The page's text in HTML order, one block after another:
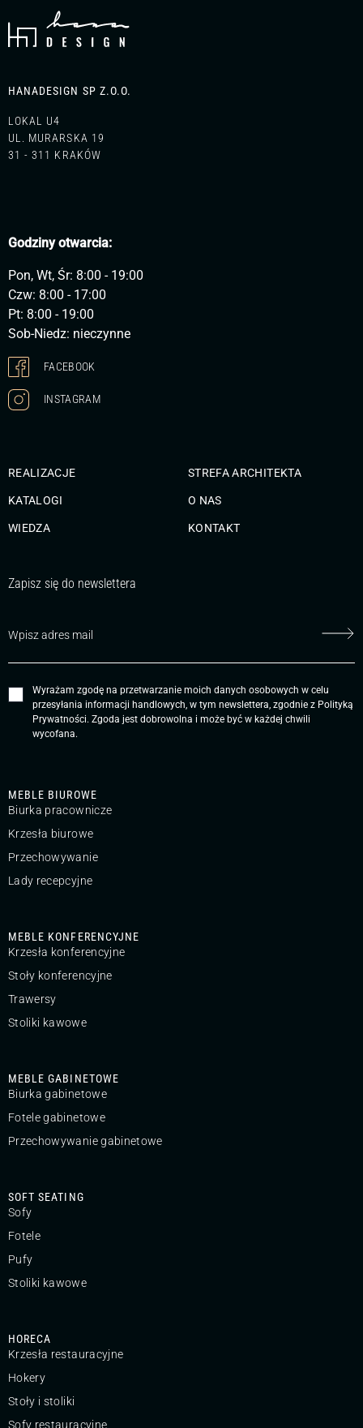
HANADESIGN SP Z.O.O.
LOKAL U4
UL. MURARSKA 19
31 - 311 KRAKÓW
Godziny otwarcia:
Pon, Wt, Śr: 8:00 - 19:00
Czw: 8:00 - 17:00
Pt: 8:00 - 19:00
Sob-Niedz: nieczynne
FACEBOOK
INSTAGRAM
MEBLE BIUROWE
Biurka pracownicze
Krzesła biurowe
Przechowywanie
Lady recepcyjne
MEBLE KONFERENCYJNE
Krzesła konferencyjne
Stoły konferencyjne
Trawersy
Stoliki kawowe
MEBLE GABINETOWE
Biurka gabinetowe
Fotele gabinetowe
Przechowywanie gabinetowe
SOFT SEATING
Sofy
Fotele
Pufy
Stoliki kawowe
HORECA
Krzesła restauracyjne
Hokery
Stoły i stoliki
Sofy restauracyjne
REALIZACJE
KATALOGI
WIEDZA
STREFA ARCHITEKTA
O NAS
KONTAKT
Zapisz się do newslettera
Wyrażam zgodę na przetwarzanie moich danych osobowych w celu
przesyłania informacji handlowych, w tym newslettera, zgodnie z Polityką
Prywatności. Zgoda jest dobrowolna i może być w każdej chwili
wycofana.